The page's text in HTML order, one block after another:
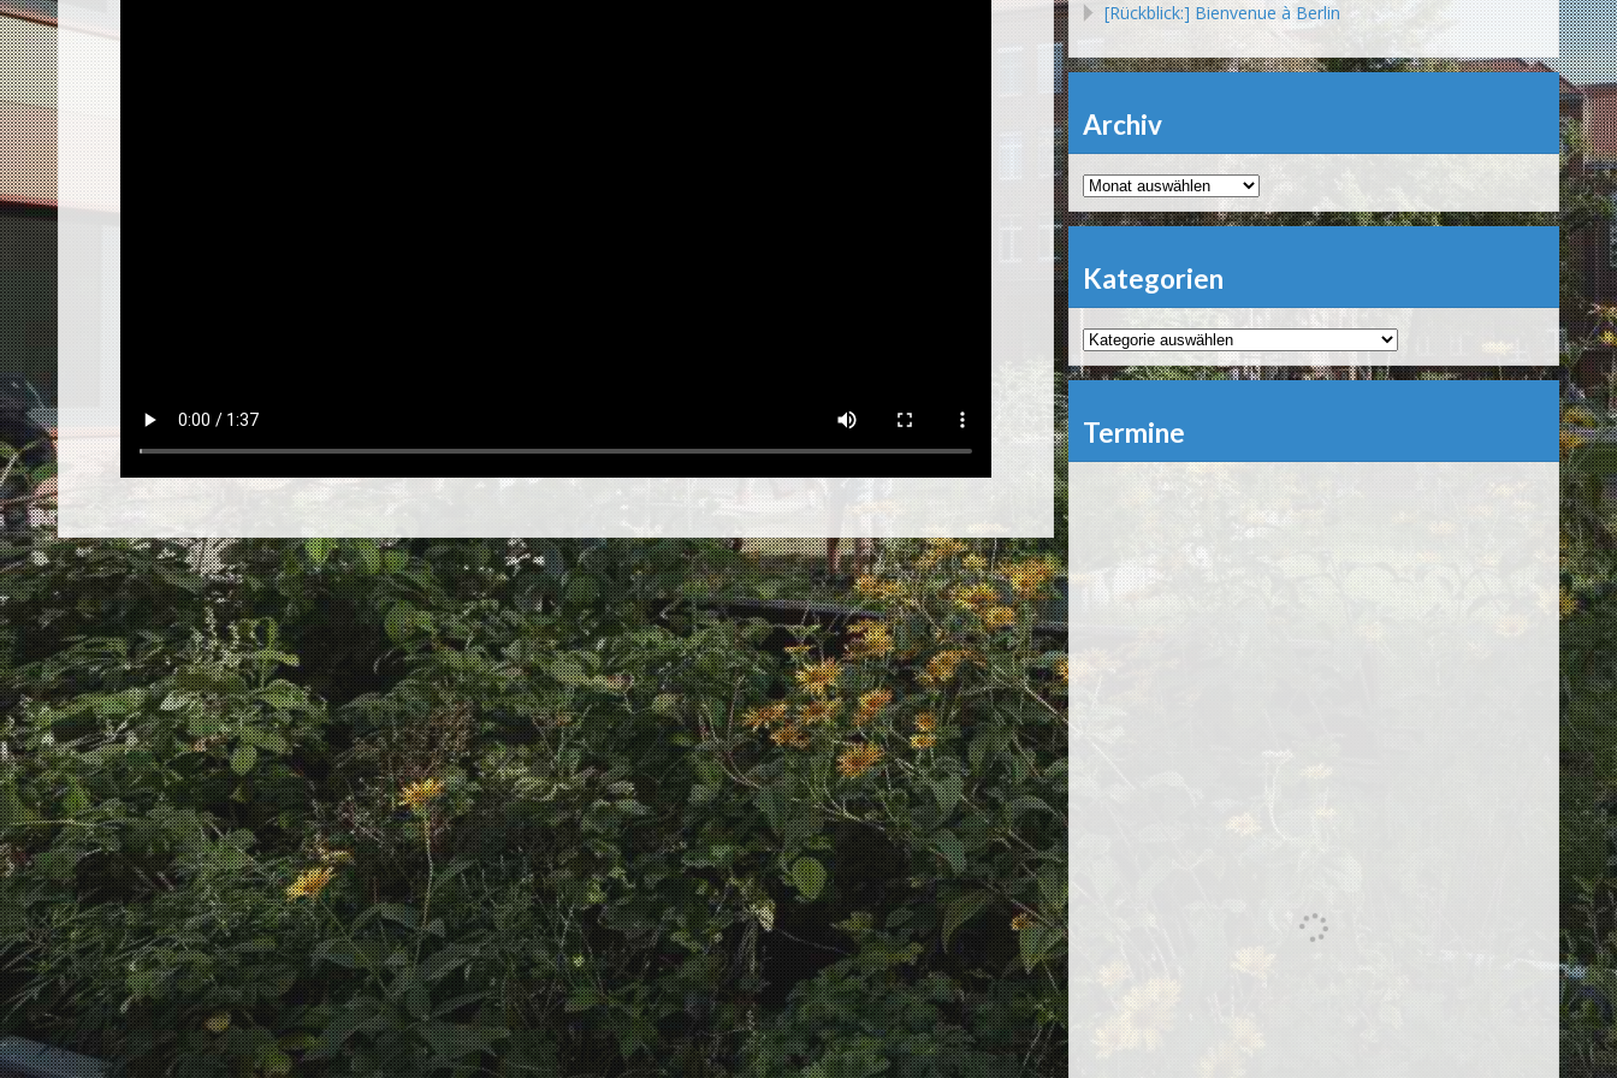
[Rückblick:] Bienvenue à Berlin
Archiv
Archiv
Kategorien
Kategorien
Termine